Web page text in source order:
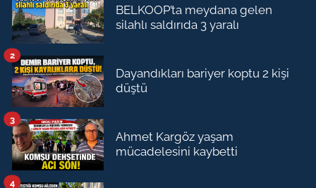
BELKOOP’ta meydana gelen
silahlı saldırıda 3 yaralı
Dayandıkları bariyer koptu 2 kişi
düştü
2
Ahmet Kargöz yaşam
mücadelesini kaybetti
3
4